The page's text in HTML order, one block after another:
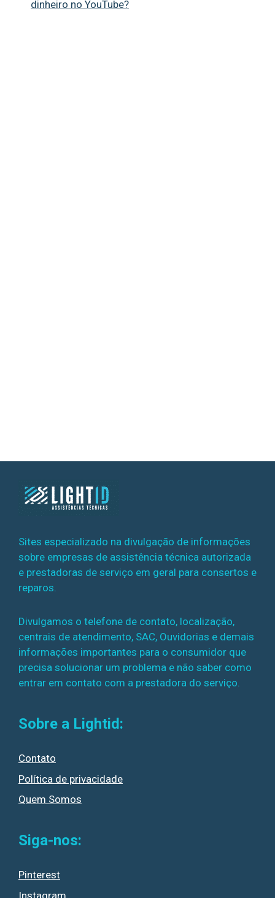
dinheiro no YouTube?
Sites especializado na divulgação de informações
sobre empresas de assistência técnica autorizada
e prestadoras de serviço em geral para consertos e
reparos.
Divulgamos o telefone de contato, localização,
centrais de atendimento, SAC, Ouvidorias e demais
informações importantes para o consumidor que
precisa solucionar um problema e não saber como
entrar em contato com a prestadora do serviço.
Sobre a Lightid:
Contato
Política de privacidade
Quem Somos
Siga-nos:
Pinterest
Instagram